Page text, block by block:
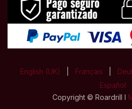
Copyright © Roardrill I
English (UK) Français
Español